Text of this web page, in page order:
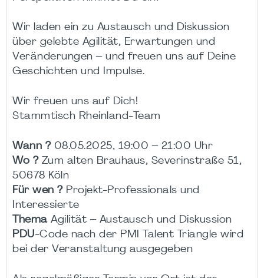
Wir laden ein zu Austausch und Diskussion
über gelebte Agilität, Erwartungen und
Veränderungen – und freuen uns auf Deine
Geschichten und Impulse.
Wir freuen uns auf Dich!
Stammtisch Rheinland-Team
Wann ?08.05.2025, 19:00 – 21:00 Uhr
Wo ?Zum alten Brauhaus, Severinstraße 51,
50678 Köln
Für wen ?Projekt-Professionals und
Interessierte
ThemaAgilität – Austausch und Diskussion
PDU-Code nach der PMI Talent Triangle wird
bei der Veranstaltung ausgegeben